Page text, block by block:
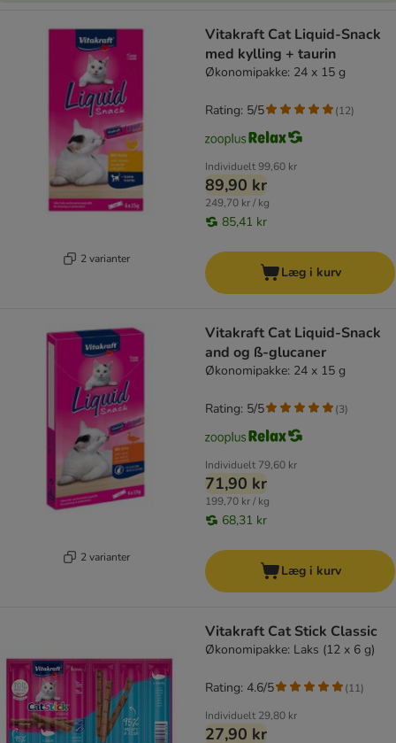
2 varianter
Vitakraft Cat Liquid-Snack
med kylling + taurin
Økonomipakke: 24 x 15 g
Individuelt99,60 kr
89,90 kr
249,70 kr / kg
85,41 kr
Rating: 5/5 (12)
Læg i kurv
2 varianter
Vitakraft Cat Liquid-Snack
and og ß-glucaner
Økonomipakke: 24 x 15 g
Individuelt 79,60 kr
71,90 kr
199,70 kr / kg
68,31 kr
Rating: 5/5 (3)
Læg i kurv
Vitakraft Cat Stick Classic
Økonomipakke: Laks (12 x 6 g)
Individuelt 29,80 kr
27,90 kr
Rating: 4.6/5 (11)